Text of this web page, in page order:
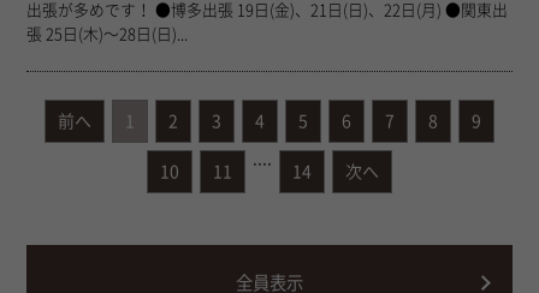
出張が多めです！ ●博多出張 19日(金)、21日(日)、22日(月) ●関東出
張 25日(木)〜28日(日)...
前へ 1 2 3 4 5 6 7 8 9
10 11 14 次へ
全員表示